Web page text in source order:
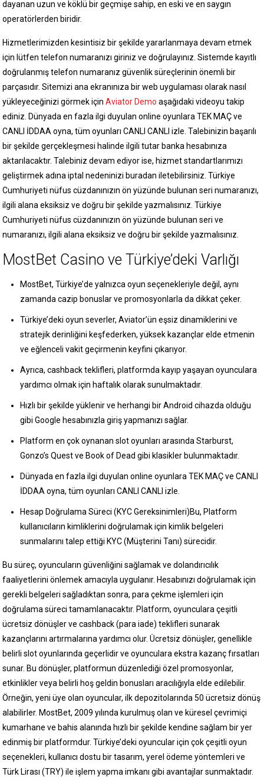
dayanan uzun ve köklü bir geçmişe sahip, en eski ve en saygın
operatörlerden biridir.
Hizmetlerimizden kesintisiz bir şekilde yararlanmaya devam etmek
için lütfen telefon numaranızı giriniz ve doğrulayınız. Sistemde kayıtlı
doğrulanmış telefon numaranız güvenlik süreçlerinin önemli bir
parçasıdır. Sitemizi ana ekranınıza bir web uygulaması olarak nasıl
yükleyeceğinizi görmek içinAviator Demo aşağıdaki videoyu takip
ediniz. Dünyada en fazla ilgi duyulan online oyunlara TEK MAÇ ve
CANLI İDDAA oyna, tüm oyunları CANLI CANLI izle. Talebinizin başarılı
bir şekilde gerçekleşmesi halinde ilgili tutar banka hesabınıza
aktarılacaktır. Talebiniz devam ediyor ise, hizmet standartlarımızı
geliştirmek adına iptal nedeninizi buradan iletebilirsiniz. Türkiye
Cumhuriyeti nüfus cüzdanınızın ön yüzünde bulunan seri numaranızı,
ilgili alana eksiksiz ve doğru bir şekilde yazmalısınız. Türkiye
Cumhuriyeti nüfus cüzdanınızın ön yüzünde bulunan seri ve
numaranızı, ilgili alana eksiksiz ve doğru bir şekilde yazmalısınız.
MostBet Casino ve Türkiye’deki Varlığı
MostBet, Türkiye’de yalnızca oyun seçenekleriyle değil, aynı
zamanda cazip bonuslar ve promosyonlarla da dikkat çeker.
Türkiye’deki oyun severler, Aviator’ün eşsiz dinamiklerini ve
stratejik derinliğini keşfederken, yüksek kazançlar elde etmenin
ve eğlenceli vakit geçirmenin keyfini çıkarıyor.
Ayrıca, cashback teklifleri, platformda kayıp yaşayan oyunculara
yardımcı olmak için haftalık olarak sunulmaktadır.
Hızlı bir şekilde yüklenir ve herhangi bir Android cihazda olduğu
gibi Google hesabınızla giriş yapmanızı sağlar.
Platform en çok oynanan slot oyunları arasında Starburst,
Gonzo’s Quest ve Book of Dead gibi klasikler bulunmaktadır.
Dünyada en fazla ilgi duyulan online oyunlara TEK MAÇ ve CANLI
İDDAA oyna, tüm oyunları CANLI CANLI izle.
Hesap Doğrulama Süreci (KYC Gereksinimleri)Bu, Platform
kullanıcıların kimliklerini doğrulamak için kimlik belgeleri
sunmalarını talep ettiği KYC (Müşterini Tanı) sürecidir.
Bu süreç, oyuncuların güvenliğini sağlamak ve dolandırıcılık
faaliyetlerini önlemek amacıyla uygulanır. Hesabınızı doğrulamak için
gerekli belgeleri sağladıktan sonra, para çekme işlemleri için
doğrulama süreci tamamlanacaktır. Platform, oyunculara çeşitli
ücretsiz dönüşler ve cashback (para iade) teklifleri sunarak
kazançlarını artırmalarına yardımcı olur. Ücretsiz dönüşler, genellikle
belirli slot oyunlarında geçerlidir ve oyunculara ekstra kazanç fırsatları
sunar. Bu dönüşler, platformun düzenlediği özel promosyonlar,
etkinlikler veya belirli hoş geldin bonusları aracılığıyla elde edilebilir.
Örneğin, yeni üye olan oyuncular, ilk depozitolarında 50 ücretsiz dönüş
alabilirler. MostBet, 2009 yılında kurulmuş olan ve küresel çevrimiçi
kumarhane ve bahis alanında hızlı bir şekilde kendine sağlam bir yer
edinmiş bir platformdur. Türkiye’deki oyuncular için çok çeşitli oyun
seçenekleri, kullanıcı dostu bir tasarım, yerel ödeme yöntemleri ve
Türk Lirası (TRY) ile işlem yapma imkanı gibi avantajlar sunmaktadır.